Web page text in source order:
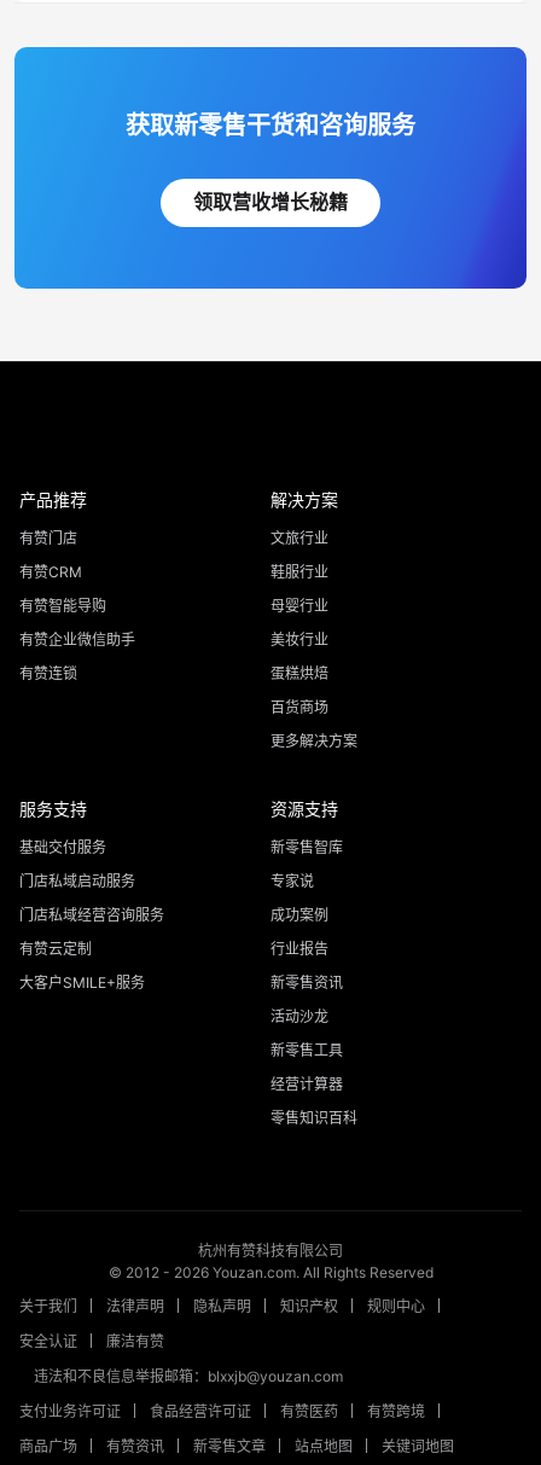
获取新零售干货和咨询服务
领取营收增长秘籍
产品推荐
有赞门店
有赞CRM
有赞智能导购
有赞企业微信助手
有赞连锁
解决方案
文旅行业
鞋服行业
母婴行业
美妆行业
蛋糕烘焙
百货商场
更多解决方案
服务支持
基础交付服务
门店私域启动服务
门店私域经营咨询服务
有赞云定制
大客户SMILE+服务
资源支持
新零售智库
专家说
成功案例
行业报告
新零售资讯
活动沙龙
新零售工具
经营计算器
零售知识百科
杭州有赞科技有限公司
© 2012 - 2026Youzan.com. All Rights Reserved
关于我们
法律声明 隐私声明 知识产权
规则中心
安全认证
廉洁有赞
违法和不良信息举报邮箱：blxxjb@youzan.com
支付业务许可证
食品经营许可证 有赞医药
有赞跨境
商品广场
有赞资讯 新零售文章 站点地图 关键词地图